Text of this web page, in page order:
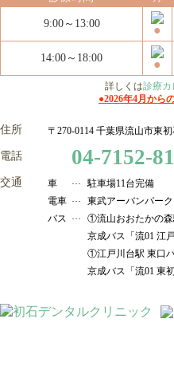
9:00～13:00
14:00～ 18:00
詳しくは診療カ
●2026年4月から
住所 〒270-0114 千葉県流山市東
電話 04-7152-
交通 車
駐車場11台完備
電車
東武アーバンパー
バス
①流山おおたかの森
京成バス「流01 江
①江戸川台駅 東口
京成バス「流01 東
診療時間変
2026年4月
以下の通り変
月 火
14:00～18:30
★土曜：14:30〜18:00
変更後
診療時間 月 火
9:00～13:00
18:00